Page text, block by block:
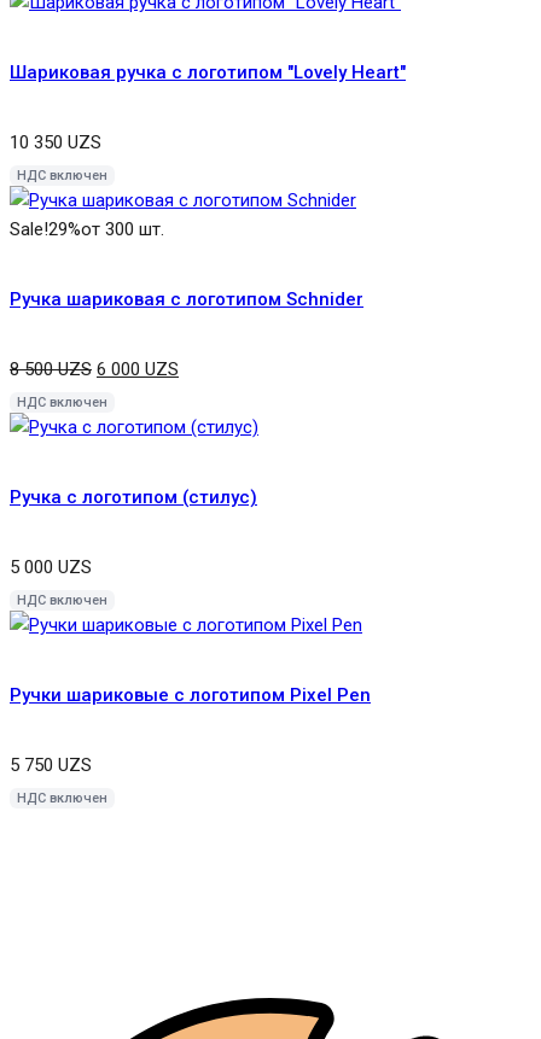
Шариковая ручка с логотипом "Lovely Heart"
10 350 UZS
НДС включен
Sale!29%от 300 шт.
Ручка шариковая с логотипом Schnider
8 500UZS 6 000 UZS
НДС включен
Ручка с логотипом (стилус)
5 000 UZS
НДС включен
Ручки шариковые с логотипом Pixel Pen
5 750 UZS
НДС включен